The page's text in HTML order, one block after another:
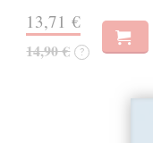
13,71 €
14,90 € ?